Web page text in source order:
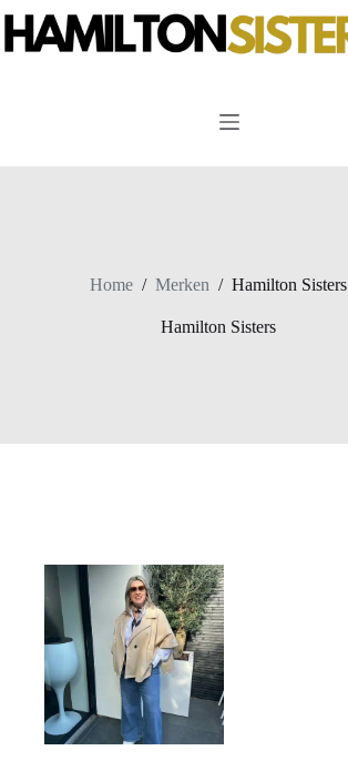
naar
de
Home / Merken / Hamilton Sisters
Hamilton Sisters